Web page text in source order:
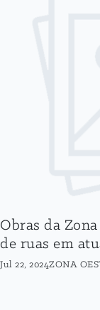
Obras da
de ruas em
Jul 22, 2024ZONA